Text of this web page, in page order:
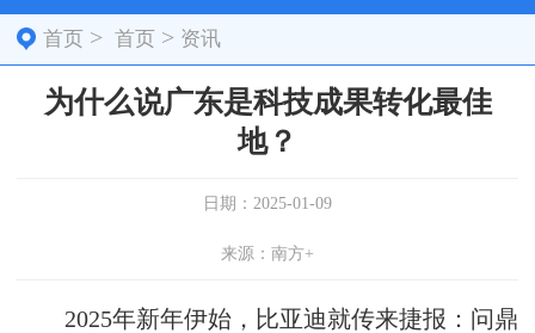
首页 >首页 > 资讯
为什么说广东是科技成果转化最佳
地？
日期：2025-01-09
来源：南方+
2025年新年伊始，比亚迪就传来捷报：问鼎